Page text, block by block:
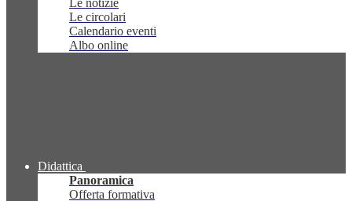
Le notizie
Le circolari
Calendario eventi
Albo online
Didattica
Panoramica
Offerta formativa